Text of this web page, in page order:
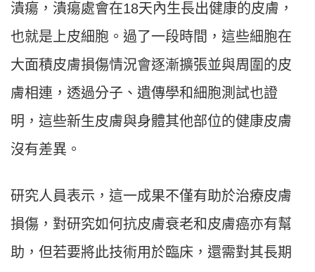
潰瘍，潰瘍處會在18天內生長出健康的皮膚，
也就是上皮細胞。過了一段時間，這些細胞在
大面積皮膚損傷情況會逐漸擴張並與周圍的皮
膚相連，透過分子、遺傳學和細胞測試也證
明，這些新生皮膚與身體其他部位的健康皮膚
沒有差異。
研究人員表示，這一成果不僅有助於治療皮膚
損傷，對研究如何抗皮膚衰老和皮膚癌亦有幫
助，但若要將此技術用於臨床，還需對其長期